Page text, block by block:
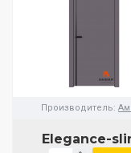
Производитель:
Elegance-